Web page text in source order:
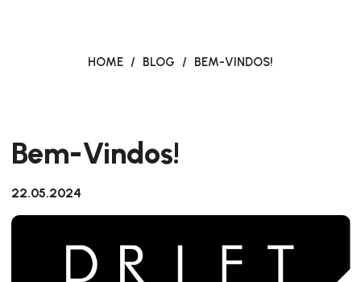
HOME / BLOG / BEM-VINDOS!
Bem-Vindos!
22.05.2024